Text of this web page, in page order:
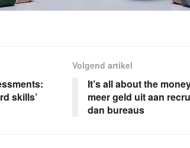
skills’
Volgend artikel
It’s all about the
meer geld uit aan
dan bureaus